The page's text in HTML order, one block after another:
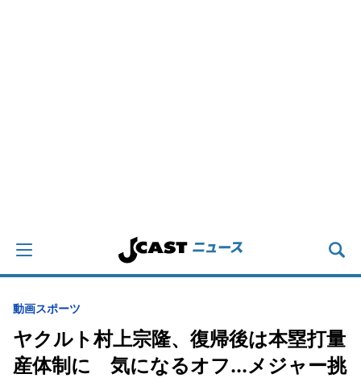
動画スポーツ
ヤクルト村上宗隆、復帰後は本塁打量
産体制に 気になるオフ...メジャー挑